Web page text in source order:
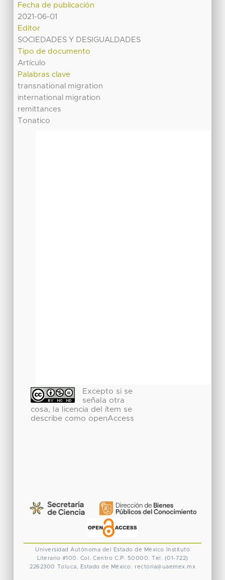
Fecha de publicación
2021-06-01
Editor
SOCIEDADES Y DESIGUALDADES
Tipo de documento
Artículo
Palabras clave
transnational migration
international migration
remittances
Tonatico
Excepto si se
señala otra
cosa, la licencia del ítem se
describe como openAccess
Universidad Autónoma del Estado de México
Instituto
Literario #100. Col. Centro C.P. 50000. Tel. (01-722)
2262300 Toluca, Estado de México. rectoria@uaemex.mx